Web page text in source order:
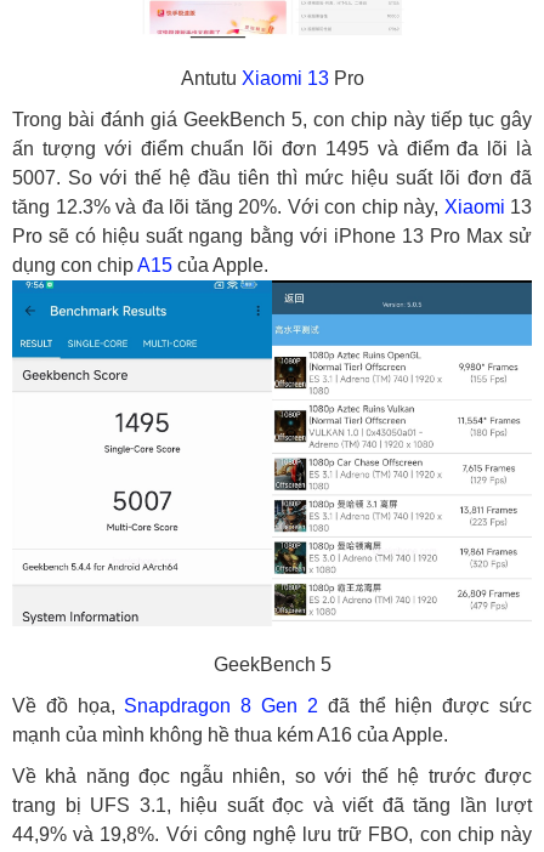
Antutu Xiaomi 13Pro
Trong bài đánh giá GeekBench 5, con chip này tiếp tục gây
ấn tượng với điểm chuẩn lõi đơn 1495 và điểm đa lõi là
5007. So với thế hệ đầu tiên thì mức hiệu suất lõi đơn đã
tăng 12.3% và đa lõi tăng 20%. Với con chip này, Xiaomi 13
Pro sẽ có hiệu suất ngang bằng với iPhone 13 Pro Max sử
dụng con chipA15 của Apple.
GeekBench 5
Về đồ họa, Snapdragon 8 Gen 2đã thể hiện được sức
mạnh của mình không hề thua kém A16 của Apple.
Về khả năng đọc ngẫu nhiên, so với thế hệ trước được
trang bị UFS 3.1, hiệu suất đọc và viết đã tăng lần lượt
44,9% và 19,8%. Với công nghệ lưu trữ FBO, con chip này